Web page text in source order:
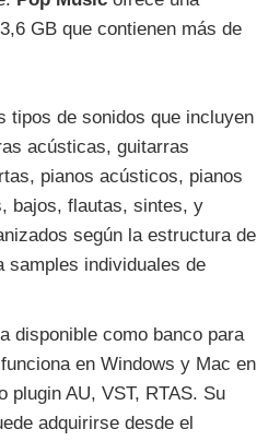
GB que contienen más de
tipos de sonidos que incluyen
acústicas, guitarras
pianos acústicos, pianos
bajos, flautas, sintes, y
según la estructura de
samples individuales de
disponible como banco para
en Windows y Mac en
plugin AU, VST, RTAS. Su
adquirirse desde el